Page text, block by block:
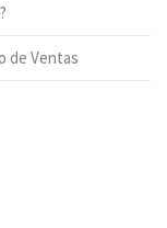
de Ventas